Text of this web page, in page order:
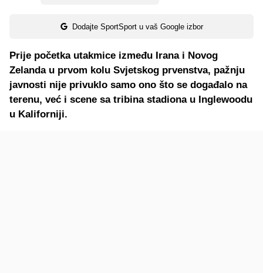
Dodajte SportSport u vaš Google izbor
Prije početka utakmice između Irana i Novog
Zelanda u prvom kolu Svjetskog prvenstva, pažnju
javnosti nije privuklo samo ono što se događalo na
terenu, već i scene sa tribina stadiona u Inglewoodu
u Kaliforniji.